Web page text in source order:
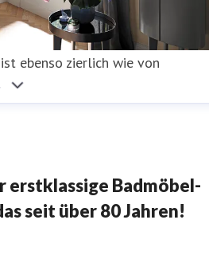
ebenso zierlich wie von
erstklassige Badmöbel-
seit über 80 Jahren!